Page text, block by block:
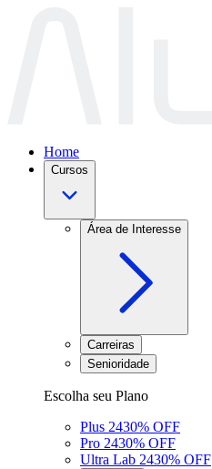
Home
Cursos
Área de Interesse
Carreiras
Senioridade
Escolha seu Plano
Plus 2430% OFF
Pro 2430% OFF
Ultra Lab 2430% OFF